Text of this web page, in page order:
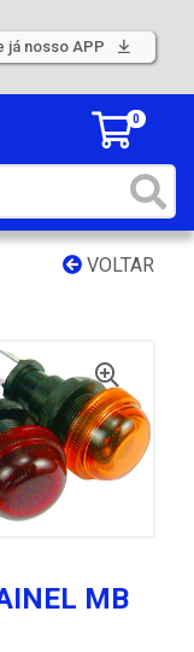
já nosso APP
0
VOLTAR
MB